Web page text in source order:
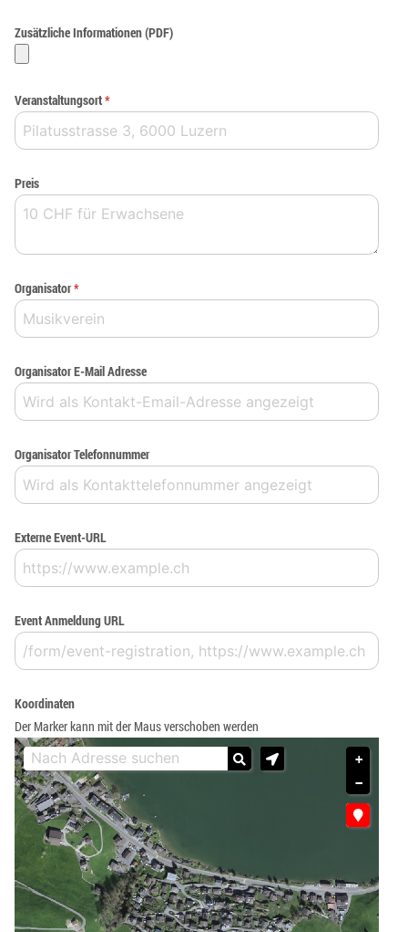
Zusätzliche Informationen (PDF)
Veranstaltungsort*
Preis
Organisator*
Organisator E-Mail Adresse
Organisator Telefonnummer
Externe Event-URL
Event Anmeldung URL
Koordinaten
Der Marker kann mit der Maus verschoben werden
+
−